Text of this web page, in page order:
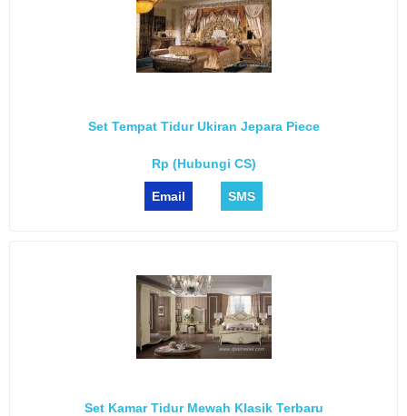
Set Tempat Tidur Ukiran Jepara Piece
Rp (Hubungi CS)
Email SMS
Set Kamar Tidur Mewah Klasik Terbaru